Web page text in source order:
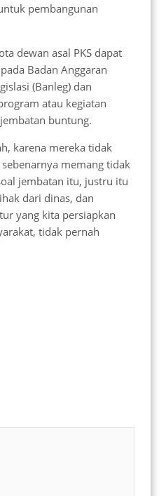
pembangunan
dewan asal PKS dapat
Badan Anggaran
(Banleg) dan
atau kegiatan
buntung.
karena mereka tidak
memang tidak
jembatan itu, justru itu
dari dinas, dan
yang kita persiapkan
tidak pernah